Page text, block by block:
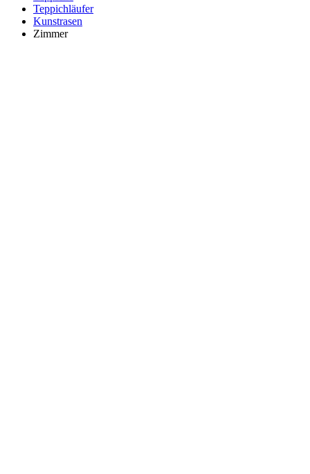
Teppichläufer
Kunstrasen
Zimmer